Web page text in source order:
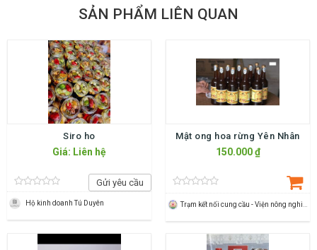
SẢN PHẨM LIÊN QUAN
Siro ho
Giá: Liên hệ
Gửi yêu cầu
Hộ kinh doanh Tú Duyên
Mật ong hoa rừng Yên Nhân
150.000 ₫